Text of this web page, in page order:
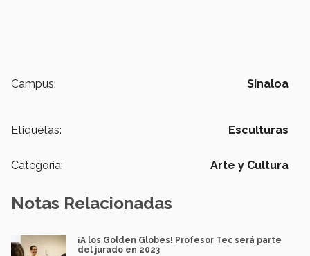
Campus: Sinaloa
Etiquetas: Esculturas
Categoría: Arte y Cultura
Notas Relacionadas
¡A los Golden Globes! Profesor Tec será parte
del jurado en 2023